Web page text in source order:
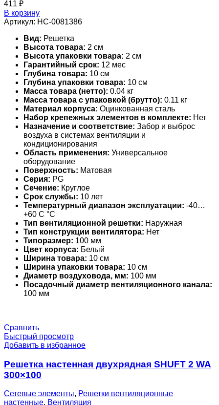
411 ₽
В корзину
Артикул: НС-0081386
Вид: Решетка
Высота товара: 2 см
Высота упаковки товара: 2 см
Гарантийный срок: 12 мес
Глубина товара: 10 см
Глубина упаковки товара: 10 см
Масса товара (нетто): 0.04 кг
Масса товара с упаковкой (брутто): 0.11 кг
Материал корпуса: Оцинкованная сталь
Набор крепежных элементов в комплекте: Нет
Назначение и соответствие: Забор и выброс
воздуха в системах вентиляции и
кондиционирования
Область применения: Универсальное
оборудование
Поверхность: Матовая
Серия: PG
Сечение: Круглое
Срок службы: 10 лет
Температурный диапазон эксплуатации: -40…
+60 С °С
Тип вентиляционной решетки: Наружная
Тип конструкции вентилятора: Нет
Типоразмер: 100 мм
Цвет корпуса: Белый
Ширина товара: 10 см
Ширина упаковки товара: 10 см
Диаметр воздуховода, мм: 100 мм
Посадочный диаметр вентиляционного канала:
100 мм
Сравнить
Быстрый просмотр
Добавить в избранное
Решетка настенная двухрядная SHUFT 2 WA
300×100
Сетевые элементы, Решетки вентиляционные
настенные, Вентиляция